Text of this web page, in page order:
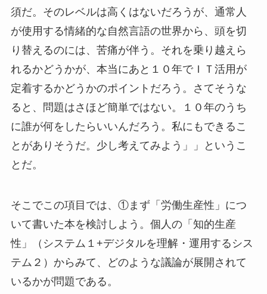
須だ。そのレベルは高くはないだろうが、通常人
が使用する情緒的な自然言語の世界から、頭を切
り替えるのには、苦痛が伴う。それを乗り越えら
れるかどうかが、本当にあと１０年でＩＴ活用が
定着するかどうかのポイントだろう。さてそうな
ると、問題はさほど簡単ではない。１０年のうち
に誰が何をしたらいいんだろう。私にもできるこ
とがありそうだ。少し考えてみよう」」というこ
とだ。
そこでこの項目では、①まず「労働生産性」につ
いて書いた本を検討しよう。個人の「知的生産
性」（システム１+デジタルを理解・運用するシス
テム２）からみて、どのような議論が展開されて
いるかが問題である。